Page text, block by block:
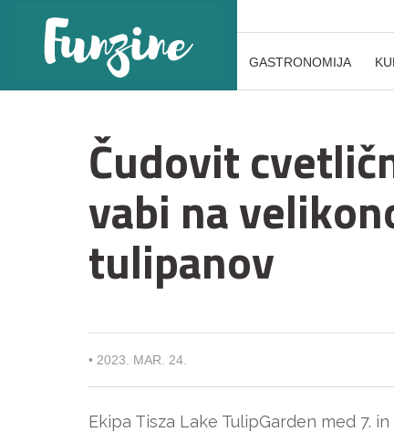
GASTRONOMIJA
Čudovit
vabi na
tulipanov
• 2023. MAR. 24.
Ekipa Tisza Lake TulipGarden med 7.